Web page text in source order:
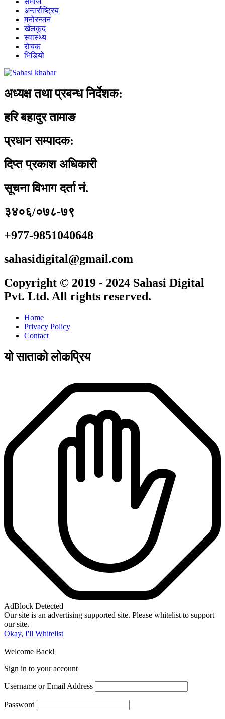
अन्तर्राष्ट्रिय
मनोरन्जन
खेलकुद
स्वास्थ्य
रोचक
भिडियो
अध्यक्ष तथा प्रबन्ध निर्देशक:
हरि बहादुर तामाङ
प्रधान सम्पादक:
दिप्त प्रकाश अधिकारी
सूचना विभाग दर्ता नं.
३४०६/०७८-७९
+977-9851040648
sahasidigital@gmail.com
Copyright © 2019 - 2024 Sahasi Digital
Pvt. Ltd. All rights reserved.
Home
Privacy Policy
Contact
यो साताको लोकप्रिय
AdBlock Detected
Our site is an advertising supported site. Please whitelist to support
our site.
Okay, I'll Whitelist
Welcome Back!
Sign in to your account
Username or Email Address
Password